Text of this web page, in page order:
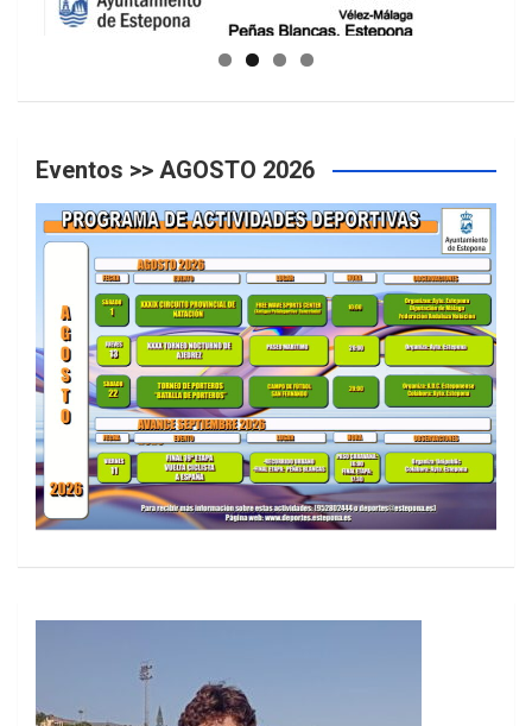
GUIA DE INSTALACIONES DEPORTIVAS
Eventos >> AGOSTO 2026